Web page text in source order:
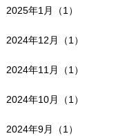
2025年1月（1）
2024年12月（1）
2024年11月（1）
2024年10月（1）
2024年9月（1）